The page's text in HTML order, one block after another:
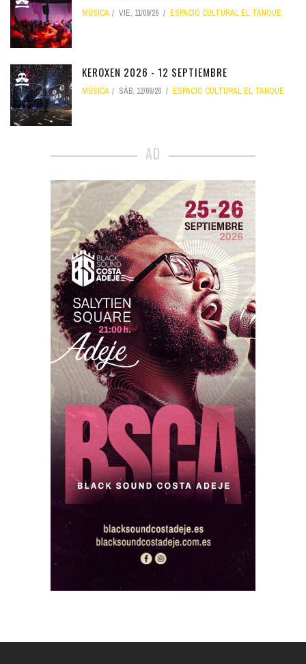
MÚSICA VIE, 11/09/26 ESPACIO CULTURAL EL TANQUE
KEROXEN 2026 - 12 SEPTIEMBRE
MÚSICA SÁB, 12/09/26 ESPACIO CULTURAL EL TANQUE
AD